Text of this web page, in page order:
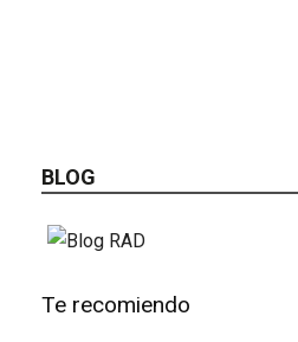
BLOG
Te recomiendo